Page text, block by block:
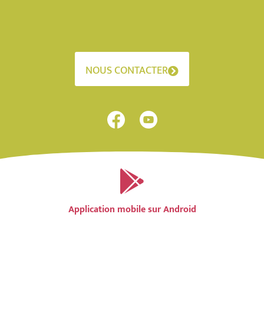
NOUS CONTACTER
Application mobile sur Android